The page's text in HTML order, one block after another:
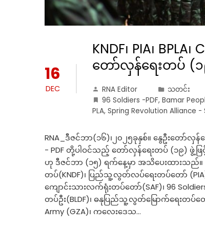
16
DEC
KNDF၊ PIA၊
တော်လှန်ရေးတပ် (၁
RNA Editor
သတင်း
96 Soldiers -PDF, Bamar
PLA, Spring Revolution Alliance -
RNA_ဒီဇင်ဘာ(၁၆)၊၂၀၂၅ခုနှစ်။ နွေဦးတော်လှန်ရေ
- PDF တို့ပါဝင်သည့် တော်လှန်ရေးတပ် (၁၉) ဖွဲ့ဖြ
ဟု ဒီဇင်ဘာ (၁၅) ရက်နေ့မှာ အသိပေးထားသည်။
တပ်(KNDF)၊ ပြည်သူ့လွတ်လပ်ရေးတပ်တော် (PIA)
ကျောင်းသားလက်ရုံးတပ်တော်(SAF)၊ 96
တပ်ဦး(BLDF)၊ ဓနုပြည်သူ့လွတ်မြောက်ရေးတပ်တော်
Army (GZA)၊ ကလေးဒေသ…